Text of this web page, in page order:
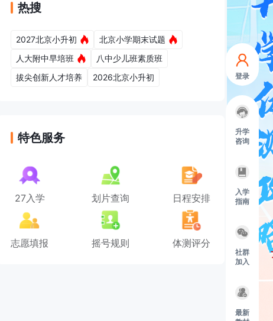
登录
升学
咨询
入学
指南
社群
加入
最新
热搜
2027北京小升初
北京小学期末试题
人大附中早培班
八中少儿班素质班
拔尖创新人才培养
2026北京小升初
特色服务
27入学 划片查询 日程安排
志愿填报 摇号规则 体测评分